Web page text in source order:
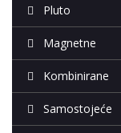
Pluto
Magnetne
Kombinirane
Samostojeće